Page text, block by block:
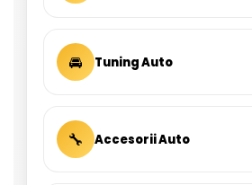
🚘 Tuning Auto
🔧 Accesorii Auto